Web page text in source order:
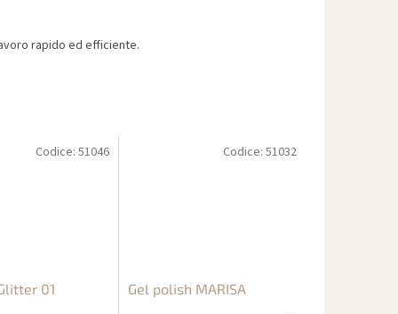
rapido ed efficiente.
01
Codice:51046
Gel polish MARISA
Codice: 51032